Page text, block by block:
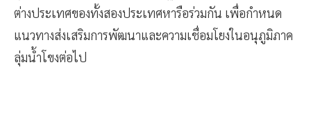
ต่างประเทศของทั้งสองประเทศหารือร่วมกัน เพื่อกำหนด
แนวทางส่งเสริมการพัฒนาและความเชื่อมโยงในอนุภูมิภาค
ลุ่มน้ำโขงต่อไป